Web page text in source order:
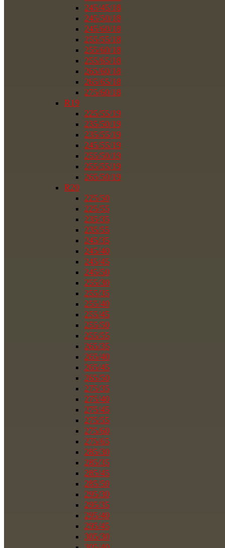
245/45/18
245/50/18
245/60/18
255/55/18
255/60/18
255/65/18
265/60/18
265/65/18
275/60/18
R19
225/55/19
235/50/19
235/55/19
245/55/19
255/50/19
255/55/19
265/50/19
R20
225/50
225/55
235/35
235/55
245/35
245/40
245/45
245/50
255/30
255/35
255/40
255/45
255/50
255/55
265/35
265/40
265/45
265/50
275/35
275/40
275/45
275/55
275/60
275/65
285/30
285/35
285/45
285/50
295/30
295/35
295/40
295/45
305/30